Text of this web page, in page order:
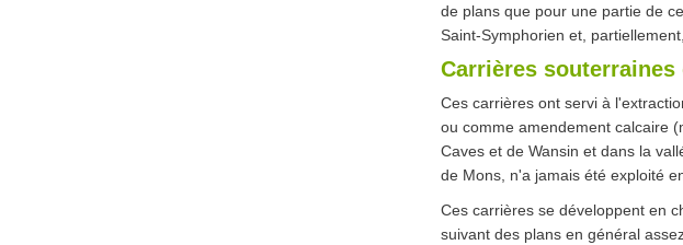
de plans que pour une partie de
Saint-Symphorien et,
Carrières souterraines
Ces carrières ont servi à
ou comme amendement calcaire
Caves et de Wansin et dans la
de Mons, n'a jamais été exploité
Ces carrières se développent en
suivant des plans en général